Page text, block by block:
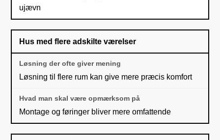
ujævn
Hus med flere adskilte værelser
Løsning til flere rum kan give mere præcis komfort
Montage og føringer bliver mere omfattende